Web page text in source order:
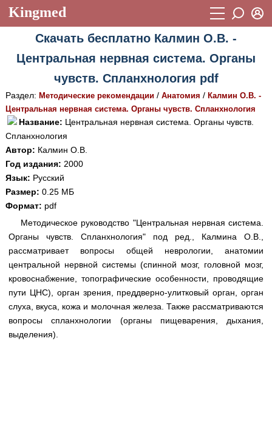
Kingmed
Учебный материал
Видеогалерея 899
Истории болезней 1268
Лекции и презентации
Аккредитационные тесты
Методические рекомендации
Научно-популярное
Статьи
Новости (244)
Медицинская стандартизация
Нормативы экстренной и неотложной помощи
Нормы лабораторных и инструментальных
исследований
Восстановить пароль
Регистрация
Скачать бесплатно Калмин О.В. -
Центральная нервная система. Органы
чувств. Спланхнология pdf
Раздел: Методические рекомендации/ Анатомия / Калмин О.В. -
Центральная нервная система. Органы чувств. Спланхнология
Название: Центральная нервная система. Органы чувств.
Спланхнология
Автор: Калмин О.В.
Год издания: 2000
Язык: Русский
Размер: 0.25 МБ
Формат: pdf
Методическое руководство "Центральная нервная система.
Органы чувств. Спланхнология" под ред., Калмина О.В.,
рассматривает вопросы общей неврологии, анатомии
центральной нервной системы (спинной мозг, головной мозг,
кровоснабжение, топографические особенности, проводящие
пути ЦНС), орган зрения, преддверно-улитковый орган, орган
слуха, вкуса, кожа и молочная железа. Также рассматриваются
вопросы спланхнологии (органы пищеварения, дыхания,
выделения).